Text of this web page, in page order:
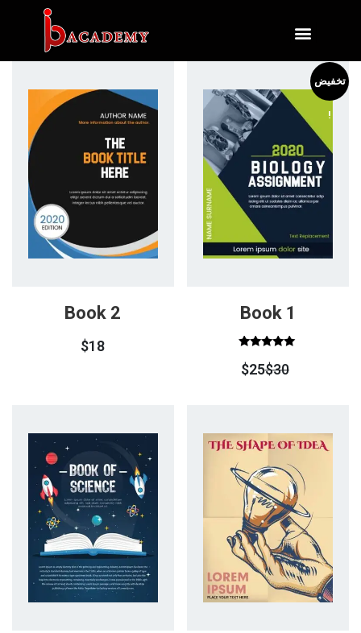
تخفيض
!
Book 1
من 5
$30
$25
Book 2
$18